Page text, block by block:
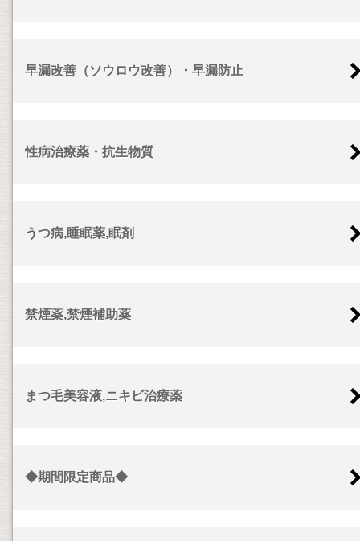
早漏改善（ソウロウ改善）・早漏防止
性病治療薬・抗生物質
うつ病,睡眠薬,眠剤
禁煙薬,禁煙補助薬
まつ毛美容液,ニキビ治療薬
◆期間限定商品◆